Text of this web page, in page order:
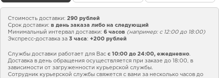
Стоимость доставки: 290 рублей
Срок доставки: в день заказа либо на следующий
Минимальный интервал доставки: 6 часов (например: с 12:00 до 18:00)
Экспресс-доставка за 3 часа : +200 рублей
Службы доставки работает для Вас с 10:00 до 24:00, ежедневно.
Доставка в день обращения осуществляется при заказе до 18:00, в
зависимости от загруженности курьерской службы.
Сотрудник курьерской службы свяжется с вами за несколько часов до